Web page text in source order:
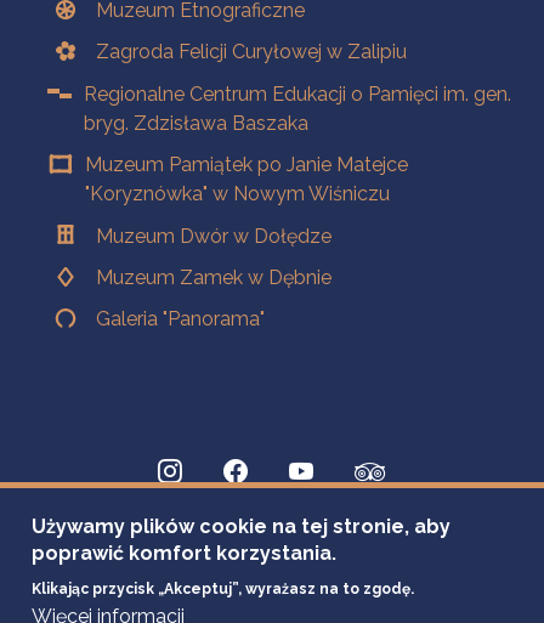
Muzeum Etnograficzne
Zagroda Felicji Curyłowej w Zalipiu
Regionalne Centrum Edukacji o Pamięci im. gen.
bryg. Zdzisława Baszaka
Muzeum Pamiątek po Janie Matejce
"Koryznówka" w Nowym Wiśniczu
Muzeum Dwór w Dołędze
Muzeum Zamek w Dębnie
Galeria "Panorama"
Używamy plików cookie na tej stronie, aby
poprawić komfort korzystania.
Klikając przycisk „Akceptuj”, wyrażasz na to zgodę.
Więcej informacji